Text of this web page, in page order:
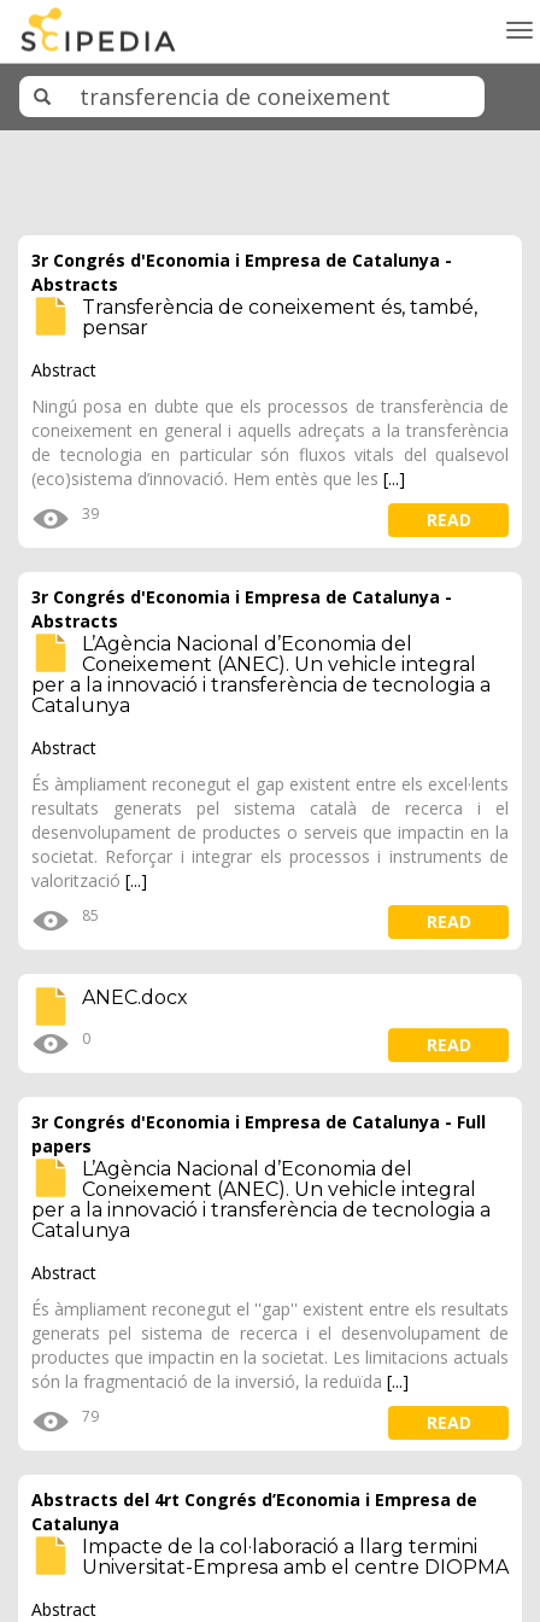
3r Congrés d'Economia i Empresa de Catalunya -
Abstracts
Transferència de coneixement és, també,
pensar
Abstract
Ningú posa en dubte que els processos de transferència de
coneixement en general i aquells adreçats a la transferència
de tecnologia en particular són fluxos vitals del qualsevol
(eco)sistema d’innovació. Hem entès que les [...]
39 READ
3r Congrés d'Economia i Empresa de Catalunya -
Abstracts
L’Agència Nacional d’Economia del
Coneixement (ANEC). Un vehicle integral
per a la innovació i transferència de tecnologia a
Catalunya
Abstract
És àmpliament reconegut el gap existent entre els excel·lents
resultats generats pel sistema català de recerca i el
desenvolupament de productes o serveis que impactin en la
societat. Reforçar i integrar els processos i instruments de
valorització [...]
85 READ
ANEC.docx
0 READ
3r Congrés d'Economia i Empresa de Catalunya - Full
papers
L’Agència Nacional d’Economia del
Coneixement (ANEC). Un vehicle integral
per a la innovació i transferència de tecnologia a
Catalunya
Abstract
És àmpliament reconegut el ''gap'' existent entre els resultats
generats pel sistema de recerca i el desenvolupament de
productes que impactin en la societat. Les limitacions actuals
són la fragmentació de la inversió, la reduïda [...]
79 READ
Abstracts del 4rt Congrés d’Economia i Empresa de
Catalunya
Impacte de la col·laboració a llarg termini
Universitat-Empresa amb el centre DIOPMA
Abstract